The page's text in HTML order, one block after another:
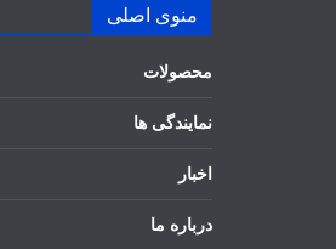
منوی اصلی
محصولات
نمایندگی ها
اخبار
درباره ما